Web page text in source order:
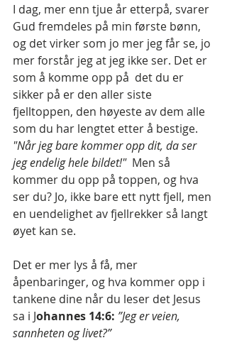
I dag, mer enn tjue år etterpå, svarer
Gud fremdeles på min første bønn,
og det virker som jo mer jeg får se, jo
mer forstår jeg at jeg ikke ser. Det er
som å komme opp på  det du er
sikker på er den aller siste
fjelltoppen, den høyeste av dem alle
som du har lengtet etter å bestige.
"Når jeg bare kommer opp dit, da ser
jeg endelig hele bildet!" Men så
kommer du opp på toppen, og hva
ser du? Jo, ikke bare ett nytt fjell, men
en uendelighet av fjellrekker så langt
øyet kan se.
Det er mer lys å få, mer
åpenbaringer, og hva kommer opp i
tankene dine når du leser det Jesus
sa i Johannes 14:6: ”Jeg er veien,
sannheten og livet?”